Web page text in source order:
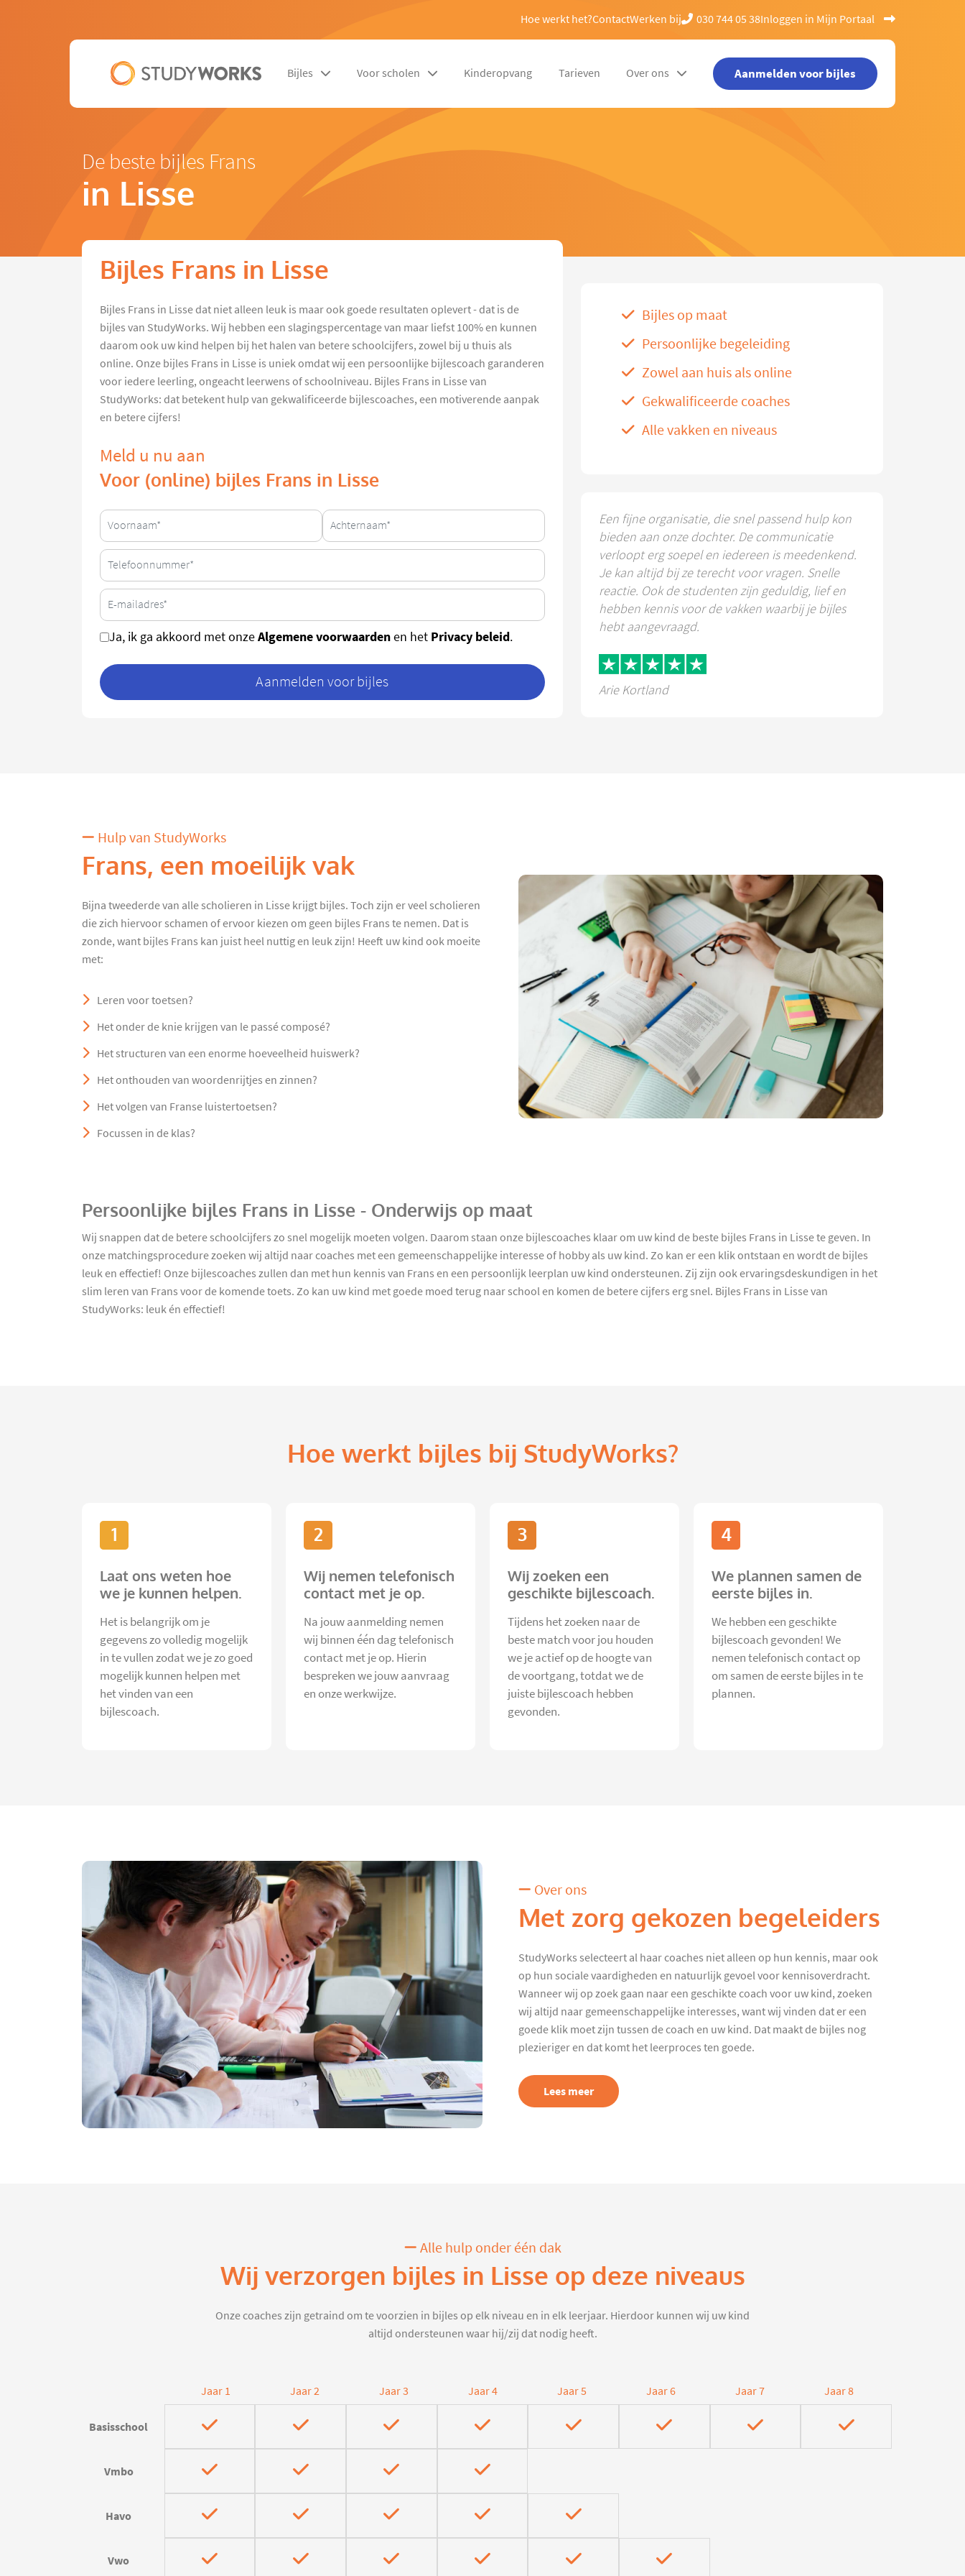
Hoe werkt het?ContactWerken bij 030 744 05 38Inloggen in Mijn Portaal
Bijles Voor scholen Kinderopvang Tarieven Over ons Aanmelden voor bijles
De beste bijles Frans
in Lisse
Bijles Frans in Lisse
Bijles Frans in Lisse dat niet alleen leuk is maar ook goede resultaten oplevert - dat is de
bijles van StudyWorks. Wij hebben een slagingspercentage van maar liefst 100% en kunnen
daarom ook uw kind helpen bij het halen van betere schoolcijfers, zowel bij u thuis als
online. Onze bijles Frans in Lisse is uniek omdat wij een persoonlijke bijlescoach garanderen
voor iedere leerling, ongeacht leerwens of schoolniveau. Bijles Frans in Lisse van
StudyWorks: dat betekent hulp van gekwalificeerde bijlescoaches, een motiverende aanpak
en betere cijfers!
Meld u nu aan
Voor (online) bijles Frans in Lisse
Ja, ik ga akkoord met onzeAlgemene voorwaardenen het Privacy beleid.
Aanmelden voor bijles
Bijles op maat
Persoonlijke begeleiding
Zowel aan huis als online
Gekwalificeerde coaches
Alle vakken en niveaus
Een fijne organisatie, die snel passend hulp kon
bieden aan onze dochter. De communicatie
verloopt erg soepel en iedereen is meedenkend.
Je kan altijd bij ze terecht voor vragen. Snelle
reactie. Ook de studenten zijn geduldig, lief en
hebben kennis voor de vakken waarbij je bijles
hebt aangevraagd.
Arie Kortland
Hulp van StudyWorks
Frans, een moeilijk vak
Bijna tweederde van alle scholieren in Lisse krijgt bijles. Toch zijn er veel scholieren
die zich hiervoor schamen of ervoor kiezen om geen bijles Frans te nemen. Dat is
zonde, want bijles Frans kan juist heel nuttig en leuk zijn! Heeft uw kind ook moeite
met:
Leren voor toetsen?
Het onder de knie krijgen van le passé composé?
Het structuren van een enorme hoeveelheid huiswerk?
Het onthouden van woordenrijtjes en zinnen?
Het volgen van Franse luistertoetsen?
Focussen in de klas?
Persoonlijke bijles Frans in Lisse - Onderwijs op maat
Wij snappen dat de betere schoolcijfers zo snel mogelijk moeten volgen. Daarom staan onze bijlescoaches klaar om uw kind de beste bijles Frans in Lisse te geven. In
onze matchingsprocedure zoeken wij altijd naar coaches met een gemeenschappelijke interesse of hobby als uw kind. Zo kan er een klik ontstaan en wordt de bijles
leuk en effectief! Onze bijlescoaches zullen dan met hun kennis van Frans en een persoonlijk leerplan uw kind ondersteunen. Zij zijn ook ervaringsdeskundigen in het
slim leren van Frans voor de komende toets. Zo kan uw kind met goede moed terug naar school en komen de betere cijfers erg snel. Bijles Frans in Lisse van
StudyWorks: leuk én effectief!
Hoe werkt bijles bij StudyWorks?
1
Laat ons weten hoe
we je kunnen helpen.
Het is belangrijk om je
gegevens zo volledig mogelijk
in te vullen zodat we je zo goed
mogelijk kunnen helpen met
het vinden van een
bijlescoach.
2
Wij nemen telefonisch
contact met je op.
Na jouw aanmelding nemen
wij binnen één dag telefonisch
contact met je op. Hierin
bespreken we jouw aanvraag
en onze werkwijze.
3
Wij zoeken een
geschikte bijlescoach.
Tijdens het zoeken naar de
beste match voor jou houden
we je actief op de hoogte van
de voortgang, totdat we de
juiste bijlescoach hebben
gevonden.
4
We plannen samen de
eerste bijles in.
We hebben een geschikte
bijlescoach gevonden! We
nemen telefonisch contact op
om samen de eerste bijles in te
plannen.
Over ons
Met zorg gekozen begeleiders
StudyWorks selecteert al haar coaches niet alleen op hun kennis, maar ook
op hun sociale vaardigheden en natuurlijk gevoel voor kennisoverdracht.
Wanneer wij op zoek gaan naar een geschikte coach voor uw kind, zoeken
wij altijd naar gemeenschappelijke interesses, want wij vinden dat er een
goede klik moet zijn tussen de coach en uw kind. Dat maakt de bijles nog
plezieriger en dat komt het leerproces ten goede.
Lees meer
Alle hulp onder één dak
Wij verzorgen bijles in Lisse op deze niveaus
Onze coaches zijn getraind om te voorzien in bijles op elk niveau en in elk leerjaar. Hierdoor kunnen wij uw kind
altijd ondersteunen waar hij/zij dat nodig heeft.
Jaar 1 Jaar 2 Jaar 3 Jaar 4 Jaar 5 Jaar 6 Jaar 7 Jaar 8
Basisschool
Vmbo
Havo
Vwo